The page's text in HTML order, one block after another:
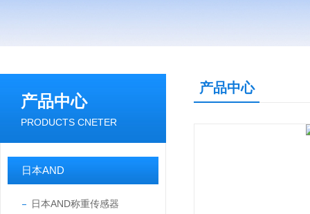
产品中心
PRODUCTS CNETER
日本AND
日本AND称重传感器
产品中心